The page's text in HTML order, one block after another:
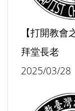
【打開教
拜堂長老
2025/03/28